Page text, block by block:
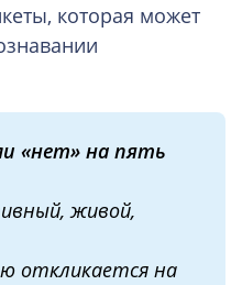
которая может
«нет» на пять
живой,
откликается на